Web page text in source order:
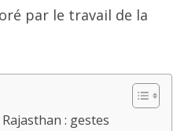
par le travail de la
: gestes